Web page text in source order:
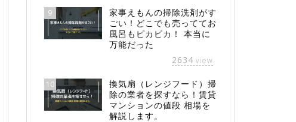
9
家事えもんの掃除洗剤がす
ごい！どこでも売っててお
風呂もピカピカ！ 本当に
万能だった
2634 view
10
換気扇（レンジフード）掃
除の業者を探すなら！賃貸
マンションの値段 相場を
解説します。